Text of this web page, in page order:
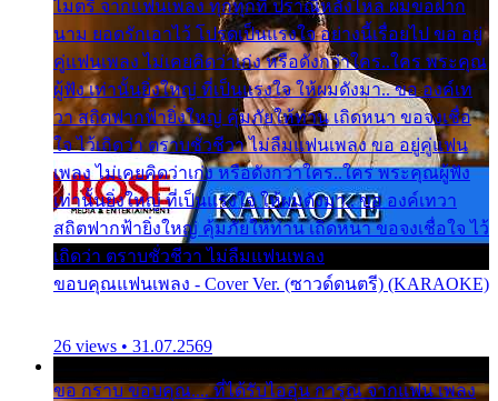
ไมตรี จากแฟนเพลง ทุกทุกที่ ปราณีหลั่งไหล ผมขอฝาก
นาม ยอดรักเอาไว้ โปรดเป็นแรงใจ อย่างนี้เรื่อยไป ขอ อยู่
คู่แฟนเพลง ไม่เคยคิดว่าเก่ง หรือดังกว่าใคร..ใคร พระคุณ
ผู้ฟัง เท่านั้นยิ่งใหญ่ ที่เป็นแรงใจ ให้ผมดังมา.. ขอ องค์เท
วา สถิตฟากฟ้ายิ่งใหญ่ คุ้มภัยให้ท่าน เถิดหนา ขอจงเชื่อ
ใจ ไว้เถิดว่า ตราบชั่วชีวา ไม่ลืมแฟนเพลง ขอ อยู่คู่แฟน
เพลง ไม่เคยคิดว่าเก่ง หรือดังกว่าใคร..ใคร พระคุณผู้ฟัง
เท่านั้นยิ่งใหญ่ ที่เป็นแรงใจ ให้ผมดังมา.. ขอ องค์เทวา
สถิตฟากฟ้ายิ่งใหญ่ คุ้มภัยให้ท่าน เถิดหนา ขอจงเชื่อใจ ไว้
เถิดว่า ตราบชั่วชีวา ไม่ลืมแฟนเพลง
ขอบคุณแฟนเพลง - Cover Ver. (ซาวด์ดนตรี) (KARAOKE)
26 views • 31.07.2569
ขอ กราบ ขอบคุณ.... ที่ได้รับไออุ่น การุณ จากแฟน เพลง